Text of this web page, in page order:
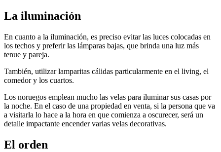
La iluminación
En cuanto a la iluminación, es preciso evitar las luces colocadas en
los techos y preferir las lámparas bajas, que brinda una luz más
tenue y pareja.
También, utilizar lamparitas cálidas particularmente en el living, el
comedor y los cuartos.
Los noruegos emplean mucho las velas para iluminar sus casas por
la noche. En el caso de una propiedad en venta, si la persona que va
a visitarla lo hace a la hora en que comienza a oscurecer, será un
detalle impactante encender varias velas decorativas.
El orden